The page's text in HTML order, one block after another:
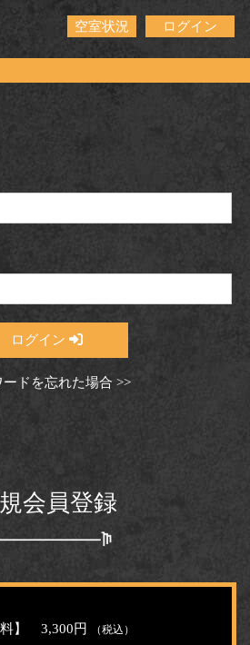
空室状況 ログイン
ログイン
ードを忘れた場合 >>
会員登録
料】 3,300円 （税込）